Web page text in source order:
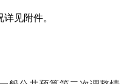
见附件。